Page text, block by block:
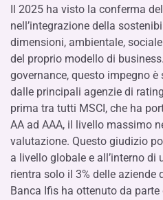
Il 2025 ha visto la conferma
nell’integrazione della
dimensioni, ambientale,
del proprio modello di
governance, questo impegno
dalle principali agenzie di
prima tra tutti MSCI, che ha
AA ad AAA, il livello massimo
valutazione. Questo giudizio
a livello globale e all’interno
rientra solo il 3% delle aziende
Banca Ifis ha ottenuto da parte